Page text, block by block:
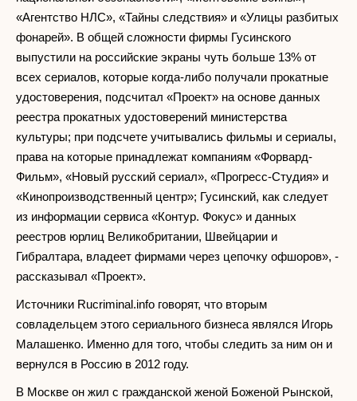
«Агентство НЛС», «Тайны следствия» и «Улицы разбитых
фонарей». В общей сложности фирмы Гусинского
выпустили на российские экраны чуть больше 13% от
всех сериалов, которые когда-либо получали прокатные
удостоверения, подсчитал «Проект» на основе данных
реестра прокатных удостоверений министерства
культуры; при подсчете учитывались фильмы и сериалы,
права на которые принадлежат компаниям «Форвард-
Фильм», «Новый русский сериал», «Прогресс-Студия» и
«Кинопроизводственный центр»; Гусинский, как следует
из информации сервиса «Контур. Фокус» и данных
реестров юрлиц Великобритании, Швейцарии и
Гибралтара, владеет фирмами через цепочку офшоров», -
рассказывал «Проект».
Источники Rucriminal.info говорят, что вторым
совладельцем этого сериального бизнеса являлся Игорь
Малашенко. Именно для того, чтобы следить за ним он и
вернулся в Россию в 2012 году.
В Москве он жил с гражданской женой Боженой Рынской,